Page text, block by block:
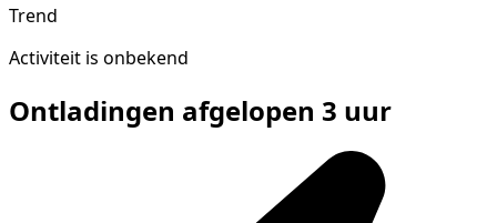
Trend
Activiteit is onbekend
Ontladingen afgelopen 3 uur